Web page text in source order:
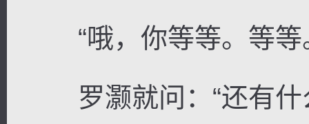
“哦，你等等。等等
罗灏就问：“还有什